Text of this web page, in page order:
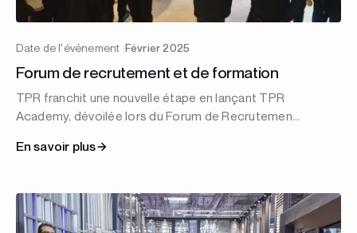
Date de l'événement :Février 2025
Forum de recrutement et de formation
TPR franchit une nouvelle étape en lançant TPR
Academy, dévoilée lors du Forum de Recrutement
En savoir plus